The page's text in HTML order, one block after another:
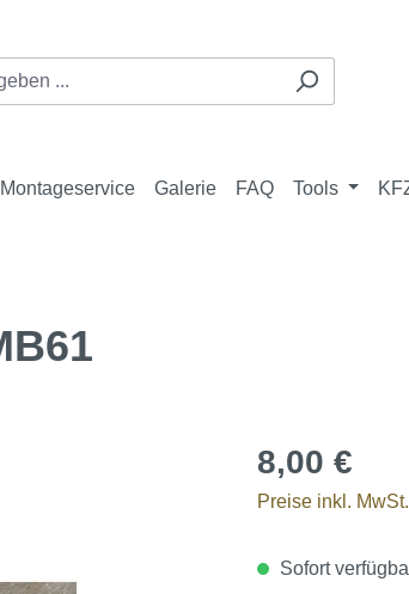
Montageservice Galerie FAQ Tools
8,00 €
Preise inkl.
Sofort